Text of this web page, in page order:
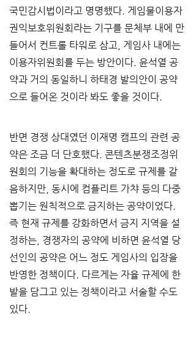
국민감시법이라고 명명했다. 게임물이용자
권익보호위원회라는 기구를 문체부 내에 만
들어서 컨트롤 타워로 삼고, 게임사 내에는
이용자위원회를 두는 방안이다. 윤석열 공
약과 거의 동일하니 하태경 발의안이 공약
으로 들어온 것이라 봐도 좋을 것이다.
반면 경쟁 상대였던 이재명 캠프의 관련 공
약은 조금 더 단호했다. 콘텐츠분쟁조정위
원회의 기능을 확대하는 정도로 규제를 갈
음하지만, 동시에 컴플리트 가챠 등의 다중
뽑기는 원칙적으로 금지하는 공약이었다.
즉 현재 규제를 강화하면서 금지 지역을 설
정하는, 경쟁자의 공약에 비하면 윤석열 당
선인의 공약은 어느 정도 게임사의 입장을
반영한 정책이다. 다르게는 자율 규제에 한
발을 담그고 있는 정책이라고 서술할 수도
있다.